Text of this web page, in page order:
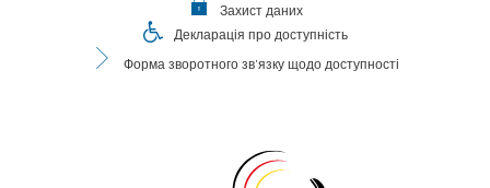
Захист даних
Декларація про доступність
Форма зворотного зв'язку щодо доступності